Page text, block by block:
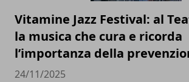
Vitamine Jazz Festival: al
la musica che cura e ricorda
l’importanza della
24/11/2025